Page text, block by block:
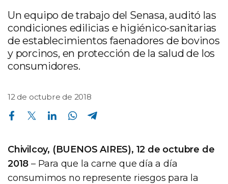
Un equipo de trabajo del Senasa, auditó las
condiciones edilicias e higiénico-sanitarias
de establecimientos faenadores de bovinos
y porcinos, en protección de la salud de los
consumidores.
12 de octubre de 2018
Compartir en Facebook Compartir en Twitter Compartir en Linkedin Compartir en Whatsapp
Chivilcoy, (BUENOS AIRES), 12 de octubre de
2018 – Para que la carne que día a día
consumimos no represente riesgos para la